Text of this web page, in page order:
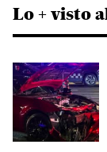
Lo + visto